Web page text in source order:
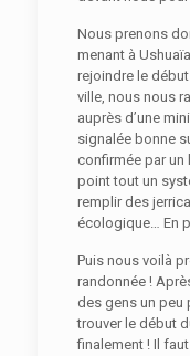
Nous prenons
menant à
rejoindre le
ville, nous nous
auprès d’une
signalée bonne
confirmée par un
point tout un
remplir des
écologique… En
Puis nous voilà
randonnée !
des gens un peu
trouver le début
finalement ! Il